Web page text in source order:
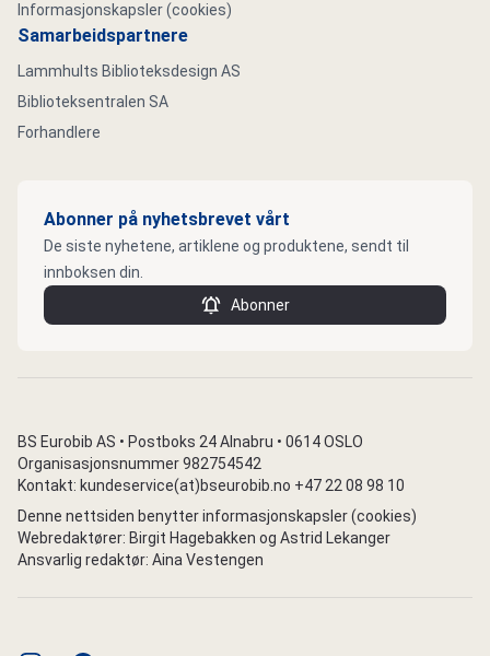
Informasjonskapsler (cookies)
Samarbeidspartnere
Lammhults Biblioteksdesign AS
Biblioteksentralen SA
Forhandlere
Abonner på nyhetsbrevet vårt
De siste nyhetene, artiklene og produktene, sendt til
innboksen din.
Abonner
BS Eurobib AS • Postboks 24 Alnabru • 0614 OSLO
Organisasjonsnummer 982754542
Kontakt: kundeservice(at)bseurobib.no +47 22 08 98 10
Denne nettsiden benytter informasjonskapsler (cookies)
Webredaktører: Birgit Hagebakken og Astrid Lekanger
Ansvarlig redaktør: Aina Vestengen